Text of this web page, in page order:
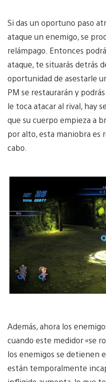
Si das un oportuno paso
ataque un enemigo, se
relámpago. Entonces
ataque, te situarás detrás
oportunidad de asestarle
PM se restaurarán y
le toca atacar al rival, hay
que su cuerpo empieza a
por alto, esta maniobra es
cabo.
Además, ahora los
cuando este medidor «se
los enemigos se detienen
están temporalmente